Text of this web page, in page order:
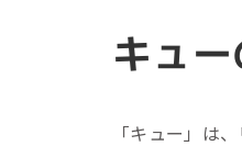
キュ
「キュー」は